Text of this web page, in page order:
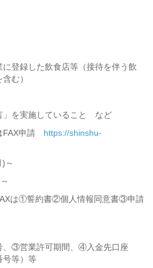
登録した飲食店等（接待を伴う飲
む）
」を実施していること など
FAX申請 https://shinshu-
～
は①誓約書②個人情報同意書③申請
③営業許可期間、④入金先口座
号等）等